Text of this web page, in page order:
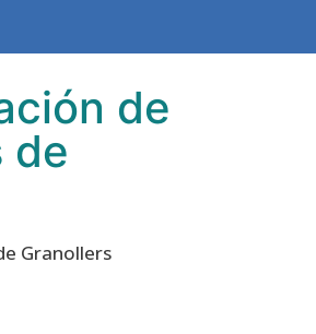
de
de
Granollers